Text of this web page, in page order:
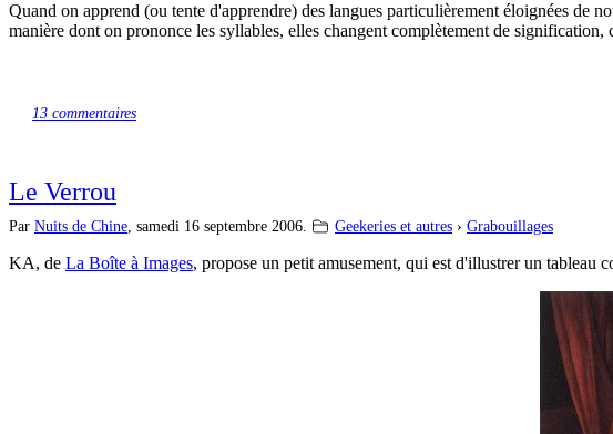
Quand on apprend (ou tente d'apprendre) des langues particulièrement éloignées de
manière dont on prononce les syllables, elles changent complètement de signification,
13 commentaires
Le Verrou
Par Nuits de Chine samedi 16 septembre 2006. Geekeries et autres › Grabouillages
KA, de La Boîte à Images, propose un petit amusement, qui est d'illustrer un